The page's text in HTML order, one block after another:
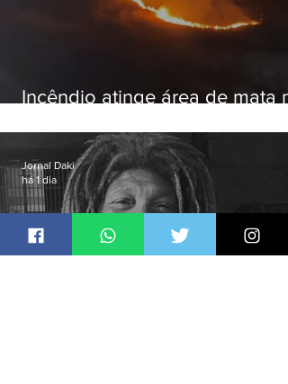
Incêndio atinge área de mata
Iguaçu
Jornal Daki
há 1 dia